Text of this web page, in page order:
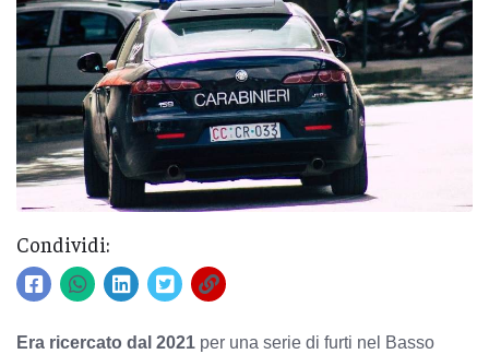
Condividi:
Era ricercato dal 2021 per una serie di furti nel Basso